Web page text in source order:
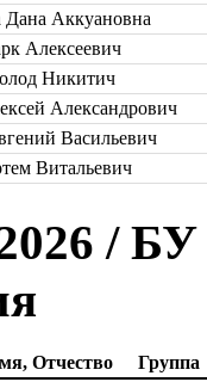
Дана Аккуановна
Алексеевич
Никитич
Александрович
Васильевич
Витальевич
/
Отчество Группа